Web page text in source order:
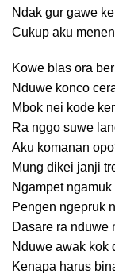
Ndak gur gawe
Cukup aku
Kowe blas ora
Nduwe konco
Mbok nei kode
Ra nggo suwe
Aku komanan
Mung dikei janji
Ngampet
Pengen ngepruk
Dasare ra nduwe
Nduwe awak kok
Kenapa harus